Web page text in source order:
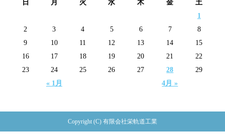
日 月 火 水 木 金 土
« 1月 4月 »
1
2
3 4 5 6 7
8
9
10 11 12 13 14
15
16
17 18 19 20 21
22
23
24 25 26 27 28 29
Copyright (C) 有限会社栄軌道工業